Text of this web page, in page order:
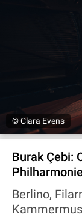
© Clara Evens
Burak Çebi:
Berlino,